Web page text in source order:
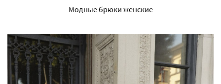
Модные брюки женские